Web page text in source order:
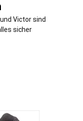
Victor sind
sicher